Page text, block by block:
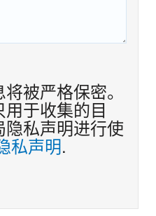
被严格保密。
于收集的目
私声明进行使
私声明.